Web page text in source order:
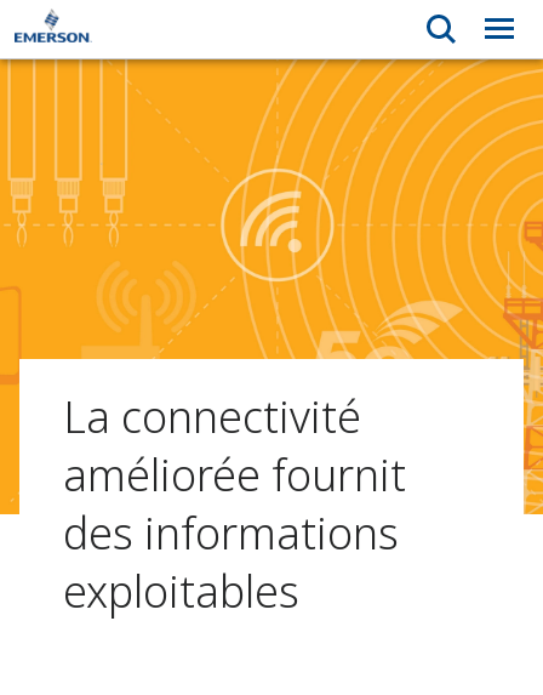
La connectivité
améliorée fournit
des informations
exploitables